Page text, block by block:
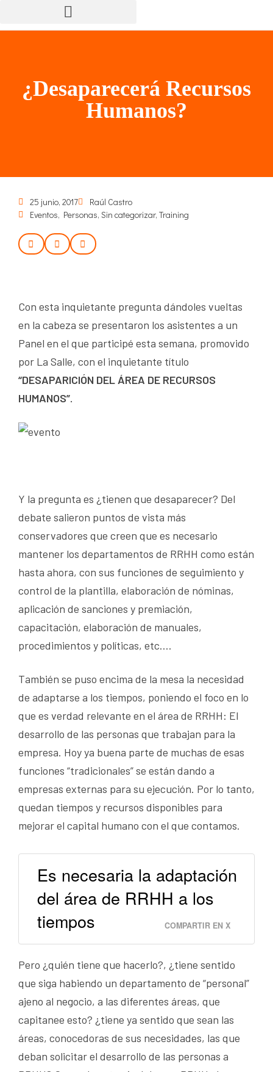
¿Desaparecerá Recursos
Humanos?
25 junio, 2017
Raúl Castro
Eventos, Personas, Sin categorizar, Training
Con esta inquietante pregunta dándoles vueltas
en la cabeza se presentaron los asistentes a un
Panel en el que participé esta semana, promovido
por La Salle, con el inquietante título
“DESAPARICIÓN DEL ÁREA DE RECURSOS
HUMANOS”.
Y la pregunta es ¿tienen que desaparecer? Del
debate salieron puntos de vista más
conservadores que creen que es necesario
mantener los departamentos de RRHH como están
hasta ahora, con sus funciones de seguimiento y
control de la plantilla, elaboración de nóminas,
aplicación de sanciones y premiación,
capacitación, elaboración de manuales,
procedimientos y políticas, etc….
También se puso encima de la mesa la necesidad
de adaptarse a los tiempos, poniendo el foco en lo
que es verdad relevante en el área de RRHH: El
desarrollo de las personas que trabajan para la
empresa. Hoy ya buena parte de muchas de esas
funciones “tradicionales” se están dando a
empresas externas para su ejecución. Por lo tanto,
quedan tiempos y recursos disponibles para
mejorar el capital humano con el que contamos.
Es necesaria la adaptación
del área de RRHH a los
tiempos
COMPARTIR EN X
Pero ¿quién tiene que hacerlo?, ¿tiene sentido
que siga habiendo un departamento de “personal”
ajeno al negocio, a las diferentes áreas, que
capitanee esto? ¿tiene ya sentido que sean las
áreas, conocedoras de sus necesidades, las que
deban solicitar el desarrollo de las personas a